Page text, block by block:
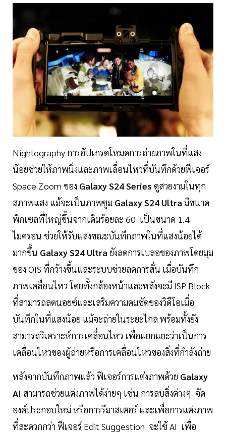
Nightography การอัปเกรดโหมดการถ่ายภาพในที่แสง
น้อยช่วยให้ภาพนิ่งและภาพเลื่อนไหวที่บันทึกด้วยฟีเจอร์
Space Zoom ของ Galaxy S24 Series ดูสวยงามในทุก
สภาพแสง แม้จะเป็นภาพซูม Galaxy S24 Ultra มีขนาด
พิกเซลที่ใหญ่ขึ้นจากเดิมร้อยละ 60 เป็นขนาด 1.4
ไมครอน ช่วยให้รับแสงขณะบันทึกภาพในที่แสงน้อยได้
มากขึ้น Galaxy S24 Ultra ยังลดการเบลอของภาพโดยมุม
ของ OIS ที่กว้างขึ้นและระบบช่วยลดการสั่น เมื่อบันทึก
ภาพเคลื่อนไหว โดยทั้งกล้องหน้าและหลังจะมี ISP Block
ที่สามารถลดนอยซ์และเสริมความคมชัดของวิดีโอเมื่อ
บันทึกในที่แสงน้อย แม้จะถ่ายในระยะไกล พร้อมทั้งยัง
สามารถวิเคราะห์การเคลื่อนไหว เพื่อแยกแยะว่าเป็นการ
เคลื่อนไหวของผู้ถ่ายหรือการเคลื่อนไหวของสิ่งที่กำลังถ่าย
หลังจากบันทึกภาพแล้ว ฟีเจอร์การแต่งภาพด้วย Galaxy
AI สามารถช่วยแต่งภาพได้ง่ายๆ เช่น การลบสิ่งต่างๆ จัด
องค์ประกอบใหม่ หรือการรีมาสเตอร์ และเพื่อการแต่งภาพ
ที่สะดวกกว่า ฟีเจอร์ Edit Suggestion จะใช้ AI เพื่อ